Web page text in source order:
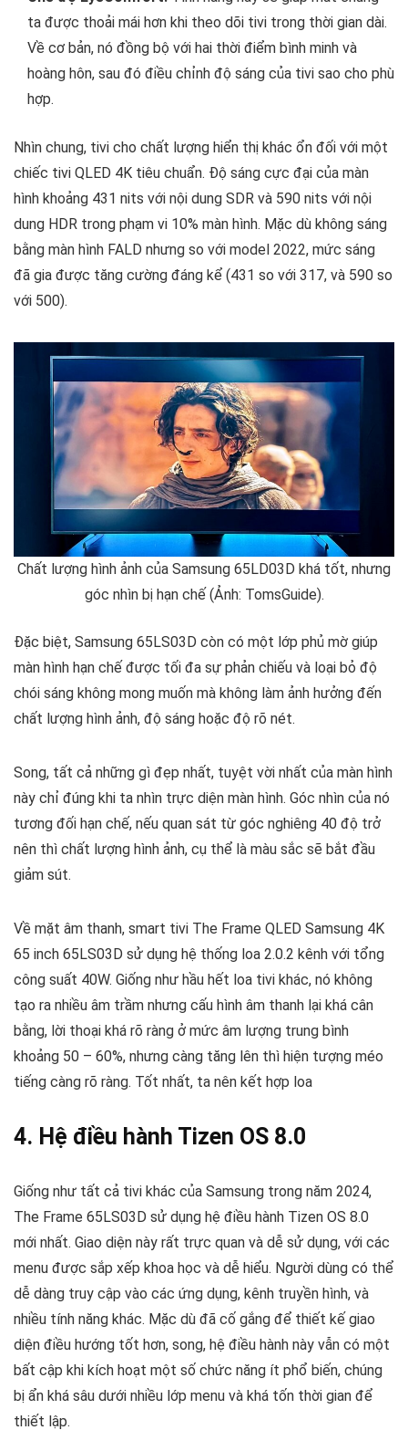
ta được thoải mái hơn khi theo dõi tivi trong thời gian dài.
Về cơ bản, nó đồng bộ với hai thời điểm bình minh và
hoàng hôn, sau đó điều chỉnh độ sáng của tivi sao cho phù
hợp.
Nhìn chung, tivi cho chất lượng hiển thị khác ổn đối với một
chiếc tivi QLED 4K tiêu chuẩn. Độ sáng cực đại của màn
hình khoảng 431 nits với nội dung SDR và 590 nits với nội
dung HDR trong phạm vi 10% màn hình. Mặc dù không sáng
bằng màn hình FALD nhưng so với model 2022, mức sáng
đã gia được tăng cường đáng kể (431 so với 317, và 590 so
với 500).
Chất lượng hình ảnh của Samsung 65LD03D khá tốt, nhưng
góc nhìn bị hạn chế (Ảnh: TomsGuide).
Đặc biệt, Samsung 65LS03D còn có một lớp phủ mờ giúp
màn hình hạn chế được tối đa sự phản chiếu và loại bỏ độ
chói sáng không mong muốn mà không làm ảnh hưởng đến
chất lượng hình ảnh, độ sáng hoặc độ rõ nét.
Song, tất cả những gì đẹp nhất, tuyệt vời nhất của màn hình
này chỉ đúng khi ta nhìn trực diện màn hình. Góc nhìn của nó
tương đối hạn chế, nếu quan sát từ góc nghiêng 40 độ trở
nên thì chất lượng hình ảnh, cụ thể là màu sắc sẽ bắt đầu
giảm sút.
Về mặt âm thanh, smart tivi The Frame QLED Samsung 4K
65 inch 65LS03D sử dụng hệ thống loa 2.0.2 kênh với tổng
công suất 40W. Giống như hầu hết loa tivi khác, nó không
tạo ra nhiều âm trầm nhưng cấu hình âm thanh lại khá cân
bằng, lời thoại khá rõ ràng ở mức âm lượng trung bình
khoảng 50 – 60%, nhưng càng tăng lên thì hiện tượng méo
tiếng càng rõ ràng. Tốt nhất, ta nên kết hợp loa
4. Hệ điều hành Tizen OS 8.0
Giống như tất cả tivi khác của Samsung trong năm 2024,
The Frame 65LS03D sử dụng hệ điều hành Tizen OS 8.0
mới nhất. Giao diện này rất trực quan và dễ sử dụng, với các
menu được sắp xếp khoa học và dễ hiểu. Người dùng có thể
dễ dàng truy cập vào các ứng dụng, kênh truyền hình, và
nhiều tính năng khác. Mặc dù đã cố gắng để thiết kế giao
diện điều hướng tốt hơn, song, hệ điều hành này vẫn có một
bất cập khi kích hoạt một số chức năng ít phổ biến, chúng
bị ẩn khá sâu dưới nhiều lớp menu và khá tốn thời gian để
thiết lập.